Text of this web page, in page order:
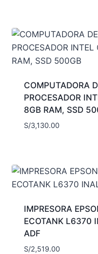
COMPUTADORA
PROCESADOR
8GB RAM, SSD
S/3,130.00
IMPRESORA
ECOTANK L6370
ADF
S/2,519.00